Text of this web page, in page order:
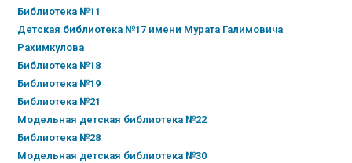
Библиотека №11
Детская библиотека №17 имени Мурата Галимовича
Рахимкулова
Библиотека №18
Библиотека №19
Библиотека №21
Модельная детская библиотека №22
Библиотека №28
Модельная детская библиотека №30